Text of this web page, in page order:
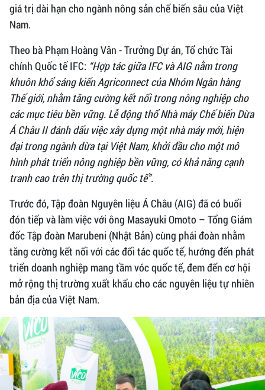
giá trị dài hạn cho ngành nông sản chế biến sâu của Việt
Nam.
Theo bà Phạm Hoàng Vân - Trưởng Dự án, Tổ chức Tài
chính Quốc tế IFC: “Hợp tác giữa IFC và AIG nằm trong
khuôn khổ sáng kiến Agriconnect của Nhóm Ngân hàng
Thế giới, nhằm tăng cường kết nối trong nông nghiệp cho
các mục tiêu bền vững. Lễ động thổ Nhà máy Chế biến Dừa
Á Châu II đánh dấu việc xây dựng một nhà máy mới, hiện
đại trong ngành dừa tại Việt Nam, khởi đầu cho một mô
hình phát triển nông nghiệp bền vững, có khả năng cạnh
tranh cao trên thị trường quốc tế”.
Trước đó, Tập đoàn Nguyên liệu Á Châu (AIG) đã có buổi
đón tiếp và làm việc với ông Masayuki Omoto – Tổng Giám
đốc Tập đoàn Marubeni (Nhật Bản) cùng phái đoàn nhằm
tăng cường kết nối với các đối tác quốc tế, hướng đến phát
triển doanh nghiệp mang tầm vóc quốc tế, đem đến cơ hội
mở rộng thị trường xuất khẩu cho các nguyên liệu tự nhiên
bản địa của Việt Nam.